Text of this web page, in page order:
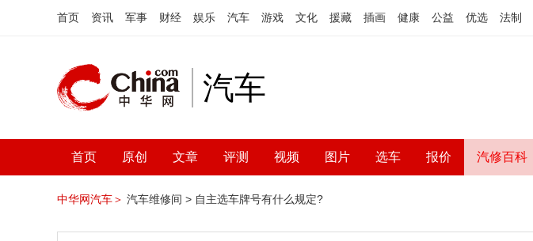
首页 资讯 军事 财经 娱乐 汽车 游戏 文化 援藏 插画 健康 公益 优选 法制
汽车
首页 原创 文章 评测 视频 图片 选车 报价 汽修百科
中华网汽车＞ 汽车维修间 > 自主选车牌号有什么规定?